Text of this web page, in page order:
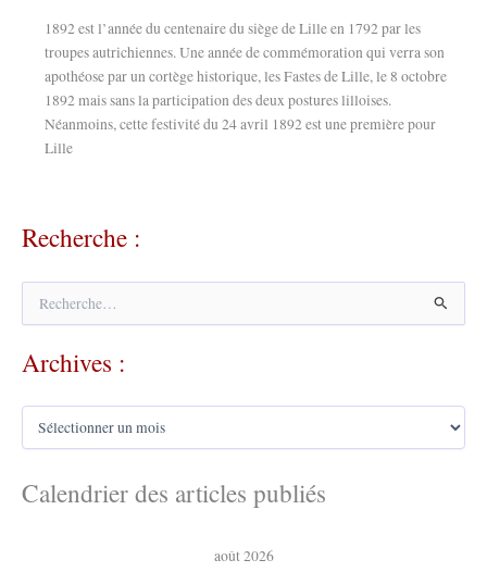
1892 est l’année du centenaire du siège de Lille en 1792 par les
troupes autrichiennes. Une année de commémoration qui verra son
apothéose par un cortège historique, les Fastes de Lille, le 8 octobre
1892 mais sans la participation des deux postures lilloises.
Néanmoins, cette festivité du 24 avril 1892 est une première pour
Lille
Recherche :
h
e
h
r
Archives :
A
h
iCalendrier des articles publiés
août 2026